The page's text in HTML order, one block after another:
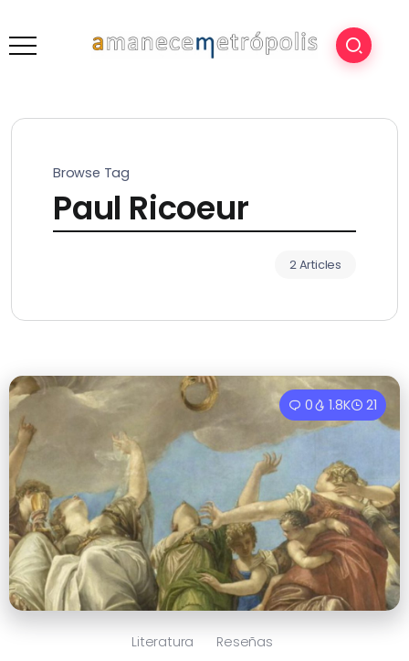
Browse Tag
Paul Ricoeur
2 Articles
0 1.8K 21
Literatura Reseñas